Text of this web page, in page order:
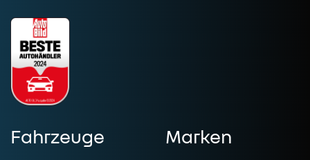
Fahrzeuge Marken